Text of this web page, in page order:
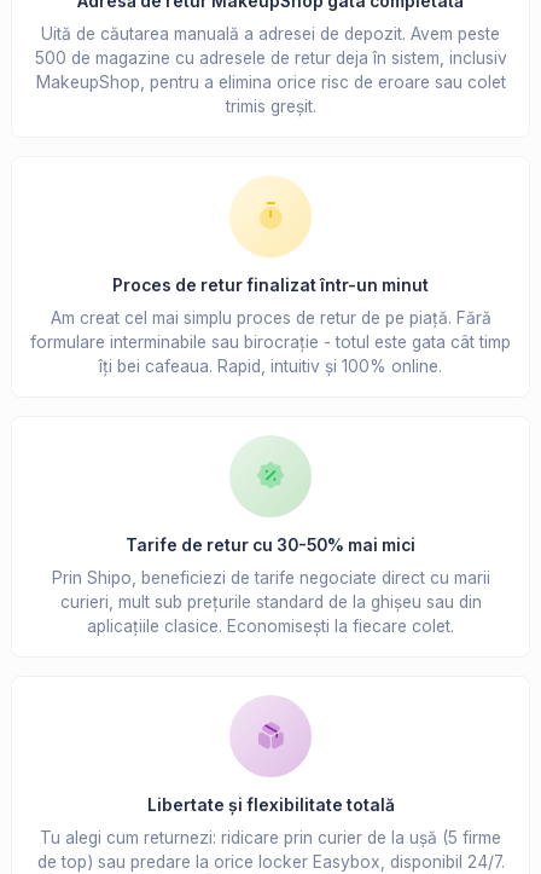
Uită de căutarea manuală a adresei de depozit. Avem peste
500 de magazine cu adresele de retur deja în sistem, inclusiv
MakeupShop, pentru a elimina orice risc de eroare sau colet
trimis greșit.
Proces de retur finalizat într-un minut
Am creat cel mai simplu proces de retur de pe piață. Fără
formulare interminabile sau birocrație - totul este gata cât timp
îți bei cafeaua. Rapid, intuitiv și 100% online.
Tarife de retur cu 30-50% mai mici
Prin Shipo, beneficiezi de tarife negociate direct cu marii
curieri, mult sub prețurile standard de la ghișeu sau din
aplicațiile clasice. Economisești la fiecare colet.
Libertate și flexibilitate totală
Tu alegi cum returnezi: ridicare prin curier de la ușă (5 firme
de top) sau predare la orice locker Easybox, disponibil 24/7.